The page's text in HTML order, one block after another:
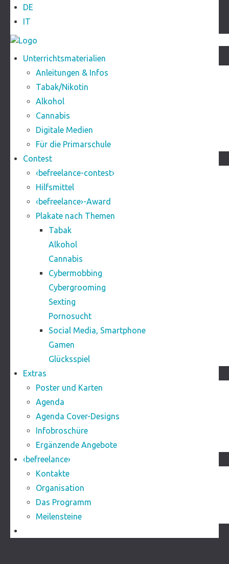
DE
IT
Unterrichtsmaterialien
Anleitungen & Infos
Tabak/Nikotin
Alkohol
Cannabis
Digitale Medien
Für die Primarschule
Contest
‹befreelance-contest›
Hilfsmittel
‹befreelance›-Award
Plakate nach Themen
Tabak
Alkohol
Cannabis
Cybermobbing
Cybergrooming
Sexting
Pornosucht
Social Media, Smartphone
Gamen
Glücksspiel
Extras
Poster und Karten
Agenda
Agenda Cover-Designs
Infobroschüre
Ergänzende Angebote
‹befreelance›
Kontakte
Organisation
Das Programm
Meilensteine